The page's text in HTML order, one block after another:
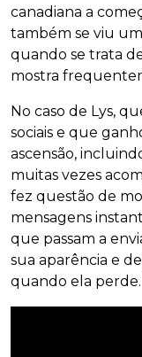
canadiana a
também se viu
quando se trata
mostra
No caso de Lys,
sociais e que
ascensão,
muitas vezes
fez questão de
mensagens
que passam a
sua aparência e
quando ela perde.